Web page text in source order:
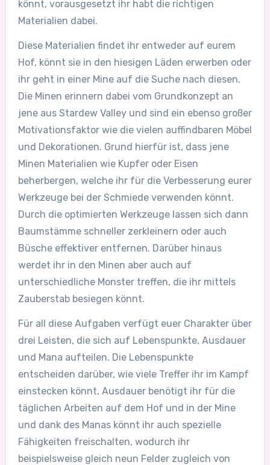
könnt, vorausgesetzt ihr habt die richtigen
Materialien dabei.
Diese Materialien findet ihr entweder auf eurem
Hof, könnt sie in den hiesigen Läden erwerben oder
ihr geht in einer Mine auf die Suche nach diesen.
Die Minen erinnern dabei vom Grundkonzept an
jene aus Stardew Valley und sind ein ebenso großer
Motivationsfaktor wie die vielen auffindbaren Möbel
und Dekorationen. Grund hierfür ist, dass jene
Minen Materialien wie Kupfer oder Eisen
beherbergen, welche ihr für die Verbesserung eurer
Werkzeuge bei der Schmiede verwenden könnt.
Durch die optimierten Werkzeuge lassen sich dann
Baumstämme schneller zerkleinern oder auch
Büsche effektiver entfernen. Darüber hinaus
werdet ihr in den Minen aber auch auf
unterschiedliche Monster treffen, die ihr mittels
Zauberstab besiegen könnt.
Für all diese Aufgaben verfügt euer Charakter über
drei Leisten, die sich auf Lebenspunkte, Ausdauer
und Mana aufteilen. Die Lebenspunkte
entscheiden darüber, wie viele Treffer ihr im Kampf
einstecken könnt, Ausdauer benötigt ihr für die
täglichen Arbeiten auf dem Hof und in der Mine
und dank des Manas könnt ihr auch spezielle
Fähigkeiten freischalten, wodurch ihr
beispielsweise gleich neun Felder zugleich von